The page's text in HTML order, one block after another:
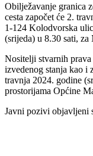
Obilježavanje granica
cesta započet će 2.
1-124 Kolodvorska
(srijeda) u 8.30 sati,
Nositelji stvarnih
izvedenog stanja kao i
travnja 2024. godine
prostorijama Općine
Javni pozivi objavljeni